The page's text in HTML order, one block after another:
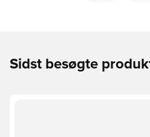
Sidst besøgte